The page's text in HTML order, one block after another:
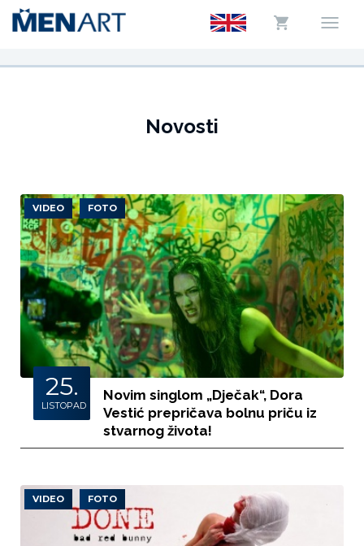
Novosti
VIDEO FOTO
25.
LISTOPAD
Novim singlom „Dječak“, Dora
Vestić prepričava bolnu priču iz
stvarnog života!
VIDEO FOTO